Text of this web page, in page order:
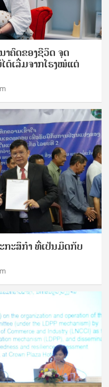
າຄົດຂອງຊີວິດ ຈຸດ
ດ້ເລີ່ມຈາກໂຮງໝໍແຕ່
ະສິກຳ ທີ່ເປັນມິດກັບ